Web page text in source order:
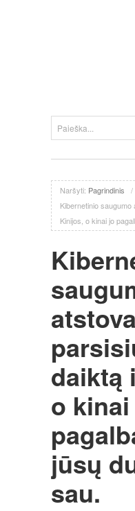
Naršyti: Pagrindinis /
Kibernetinio
Kinijos, o kinai jo
daiktą
o
jūsų
sau.